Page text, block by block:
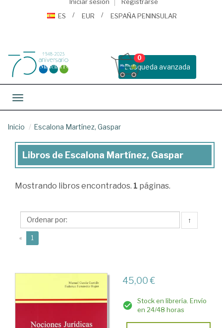
ES
EUR ESPAÑA PENINSULAR
Busqueda avanzada
0
Toggle navigation
Inicio Escalona Martínez, Gaspar
Libros
Escalona
Gaspar
Libros de Escalona Martínez, Gaspar
Mostrando libros encontrados. 1 páginas.
↑
« 1
45,00 €
Stock en librería. Envío
en 24/48 horas